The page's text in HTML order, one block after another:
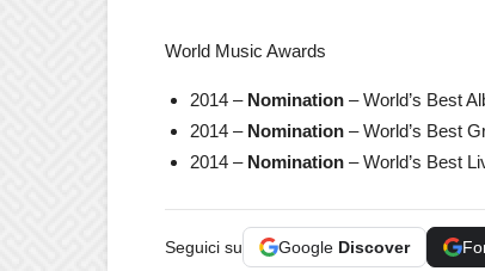
World Music Awards
2014 – Nomination – World’s Best
2014 – Nomination – World’s Best
2014 – Nomination – World’s Best
Seguici su Google Discover